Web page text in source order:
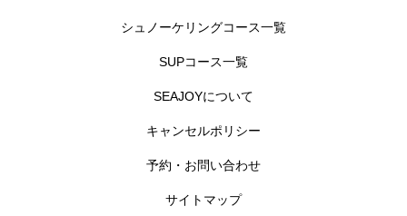
シュノーケリングコース一覧
SUPコース一覧
SEAJOYについて
キャンセルポリシー
予約・お問い合わせ
サイトマップ